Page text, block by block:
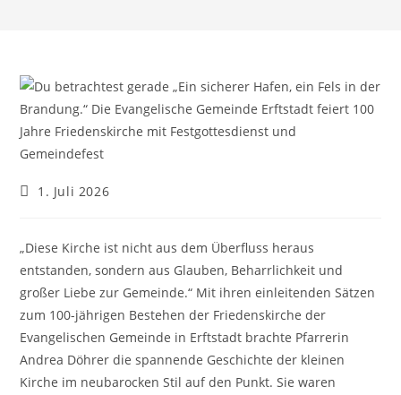
Beitrag
1. Juli 2026
„Diese Kirche ist nicht aus dem Überfluss heraus
entstanden, sondern aus Glauben, Beharrlichkeit und
großer Liebe zur Gemeinde.“ Mit ihren einleitenden Sätzen
zum 100-jährigen Bestehen der Friedenskirche der
Evangelischen Gemeinde in Erftstadt brachte Pfarrerin
Andrea Döhrer die spannende Geschichte der kleinen
Kirche im neubarocken Stil auf den Punkt. Sie waren